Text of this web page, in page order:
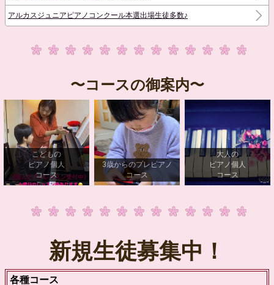
アルカスジュニアピアノコンクール本選出場生徒多数♪
〜コースの御案内〜
こどもの
ピアノ個人
コース
3歳からのプレピアノ
コース
大人の
ピアノ個人
コース
新規生徒募集中！
各種コース